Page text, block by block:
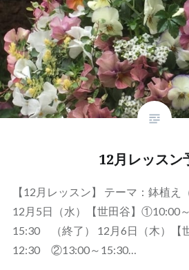
12月レッスン
【12月レッスン】 テーマ：鉢植え
12月5日（水）【世田谷】
15:30 （終了） 12月6日（木）【
12:30 ②13:00～15:30…